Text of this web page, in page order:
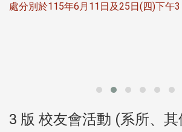
處分別於115年6月11日及25日(四)下午3
3 版 校友會活動 (系所、其